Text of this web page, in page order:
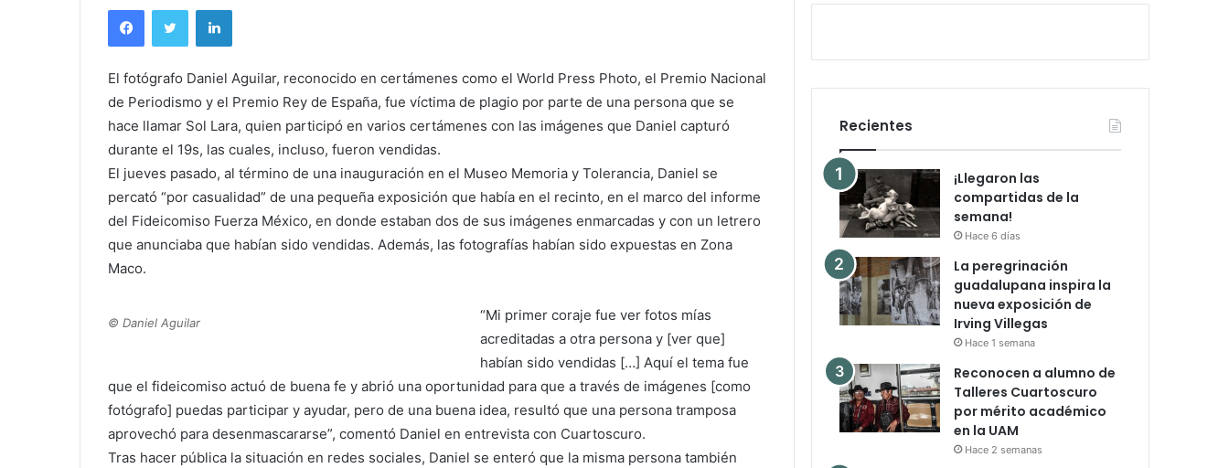
FacebookTwitter LinkedIn
El fotógrafo Daniel Aguilar, reconocido en certámenes como el World Press Photo, el Premio Nacional
de Periodismo y el Premio Rey de España, fue víctima de plagio por parte de una persona que se
hace llamar Sol Lara, quien participó en varios certámenes con las imágenes que Daniel capturó
durante el 19s, las cuales, incluso, fueron vendidas.
El jueves pasado, al término de una inauguración en el Museo Memoria y Tolerancia, Daniel se
percató “por casualidad” de una pequeña exposición que había en el recinto, en el marco del informe
del Fideicomiso Fuerza México, en donde estaban dos de sus imágenes enmarcadas y con un letrero
que anunciaba que habían sido vendidas. Además, las fotografías habían sido expuestas en Zona
Maco.
© Daniel Aguilar
“Mi primer coraje fue ver fotos mías
acreditadas a otra persona y [ver que]
habían sido vendidas […] Aquí el tema fue
que el fideicomiso actuó de buena fe y abrió una oportunidad para que a través de imágenes [como
fotógrafo] puedas participar y ayudar, pero de una buena idea, resultó que una persona tramposa
aprovechó para desenmascararse”, comentó Daniel en entrevista con Cuartoscuro.
Tras hacer pública la situación en redes sociales, Daniel se enteró que la misma persona también
Recientes
¡Llegaron las
compartidas de la
semana!
Hace 6 días
La peregrinación
guadalupana inspira la
nueva exposición de
Irving Villegas
Hace 1 semana
Reconocen a alumno de
Talleres Cuartoscuro
por mérito académico
en la UAM
Hace 2 semanas